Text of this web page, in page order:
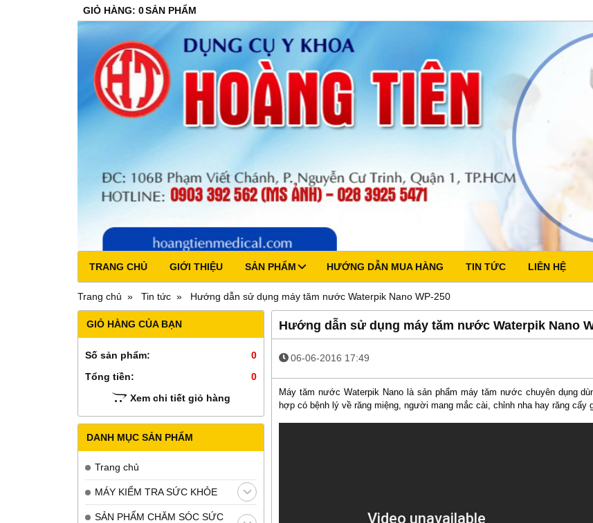
GIỎ HÀNG: 0SẢN PHẨM
TRANG CHỦ GIỚI THIỆU SẢN PHẨM HƯỚNG DẪN MUA HÀNG TIN TỨC LIÊN HỆ
Trang chủ Tin tức Hướng dẫn sử dụng máy tăm nước Waterpik Nano WP-250
GIỎ HÀNG CỦA BẠN
Số sản phẩm:
0
Tổng tiền:
0
Xem chi tiết giỏ hàng
DANH MỤC SẢN PHẨM
Trang chủ
MÁY KIỂM TRA SỨC KHỎE
SẢN PHẨM CHĂM SÓC SỨC
Hướng dẫn sử dụng máy tăm nước Waterpik Nano
06-06-2016 17:49
Máy tăm nước Waterpik Nano là sản phẩm máy tăm nước chuyên dụng
hợp có bệnh lý về răng miệng, người mang mắc cài, chỉnh nha hay răng cấy